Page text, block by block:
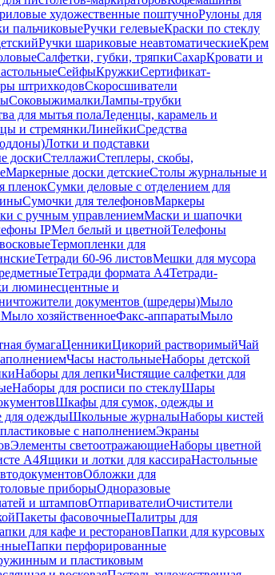
художественные поштучноРулоны для
пальчиковыеРучки гелевыеКраски по стеклу
Ручки шариковые неавтоматическиеКрем
Салфетки, губки, тряпкиСахарКровати и
СейфыКружкиСертификат-
штрихкодовСкоросшиватели
СоковыжималкиЛампы-трубки
для мытья полаЛеденцы, карамель и
и стремянкиЛинейкиСредства
Лотки и подставки
доскиСтеллажиСтеплеры, скобы,
Маркерные доски детскиеСтолы журнальные и
пленокСумки деловые с отделением для
Сумочки для телефоновМаркеры
с ручным управлениемМаски и шапочки
IPМел белый и цветнойТелефоны
Термопленки для
Тетради 60-96 листовМешки для мусора
Тетради формата А4Тетради-
люминесцентные и
документов (шредеры)Мыло
Мыло хозяйственноеФакс-аппаратыМыло
бумагаЦенникиЦикорий растворимыйЧай
Часы настольныеНаборы детской
Наборы для лепкиЧистящие салфетки для
Наборы для росписи по стеклуШары
Шкафы для сумок, одежды и
одеждыШкольные журналыНаборы кистей
с наполнениемЭкраны
Элементы светоотражающиеНаборы цветной
А4Ящики и лотки для кассираНастольные
Обложки для
приборыОдноразовые
и штамповОтпаривателиОчистители
Пакеты фасовочныеПалитры для
для кафе и ресторановПапки для курсовых
Папки перфорированные
и пластиковым